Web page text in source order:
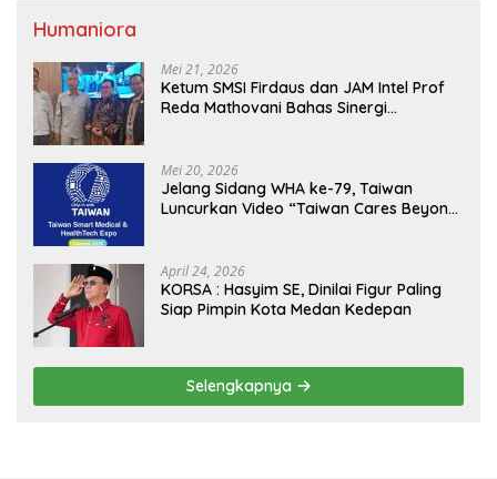
Humaniora
Mei 21, 2026
Ketum SMSI Firdaus dan JAM Intel Prof
Reda Mathovani Bahas Sinergi
MBG, Perkuat Pengawasan Program
Pemerintah
Mei 20, 2026
Jelang Sidang WHA ke-79, Taiwan
Luncurkan Video “Taiwan Cares Beyond
April 24, 2026
KORSA : Hasyim SE, Dinilai Figur Paling
Siap Pimpin Kota Medan Kedepan
Selengkapnya